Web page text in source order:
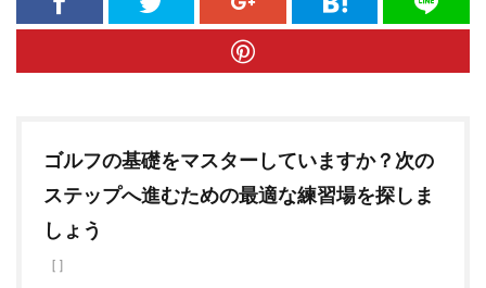
ゴルフの基礎をマスターしていますか？次の
ステップへ進むための最適な練習場を探しま
しょう